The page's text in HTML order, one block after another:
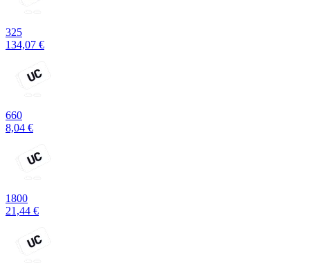
325
134,07 €
660
8,04 €
1800
21,44 €